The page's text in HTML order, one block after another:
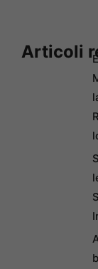
Articoli